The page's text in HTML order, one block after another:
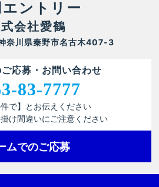
ントリー
会社愛鶴
川県秦野市名古木407-3
応募・お問い合わせ
83-7777
で】とお伝えください
け間違いにご注意ください
ムでのご応募